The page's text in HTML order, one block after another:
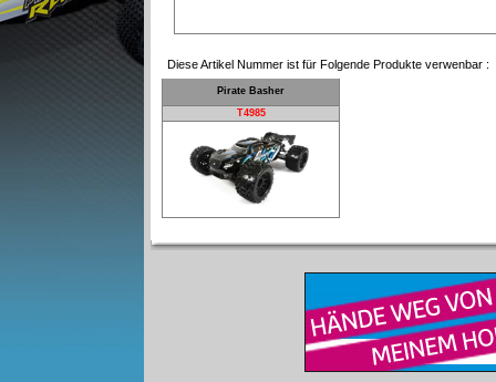
Diese Artikel Nummer ist für Folgende Produkte verwenbar :
Pirate Basher
T4985